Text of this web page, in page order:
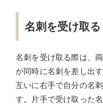
名刺を受け取る
名刺を受け取る際は、
が同時に名刺を差し出
互いに右手で自分の名
す。片手で受け取った